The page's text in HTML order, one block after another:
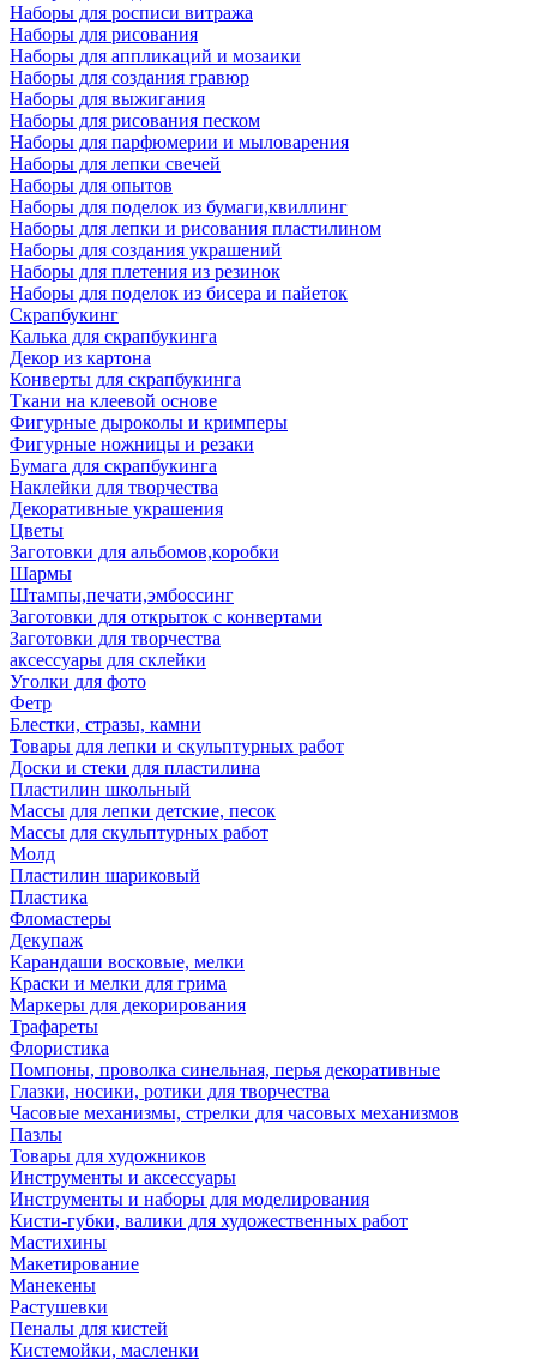
Наборы для росписи витража
Наборы для рисования
Наборы для аппликаций и мозаики
Наборы для создания гравюр
Наборы для выжигания
Наборы для рисования песком
Наборы для парфюмерии и мыловарения
Наборы для лепки свечей
Наборы для опытов
Наборы для поделок из бумаги,квиллинг
Наборы для лепки и рисования пластилином
Наборы для создания украшений
Наборы для плетения из резинок
Наборы для поделок из бисера и пайеток
Скрапбукинг
Калька для скрапбукинга
Декор из картона
Конверты для скрапбукинга
Ткани на клеевой основе
Фигурные дыроколы и кримперы
Фигурные ножницы и резаки
Бумага для скрапбукинга
Наклейки для творчества
Декоративные украшения
Цветы
Заготовки для альбомов,коробки
Шармы
Штампы,печати,эмбоссинг
Заготовки для открыток с конвертами
Заготовки для творчества
аксессуары для склейки
Уголки для фото
Фетр
Блестки, стразы, камни
Товары для лепки и скульптурных работ
Доски и стеки для пластилина
Пластилин школьный
Массы для лепки детские, песок
Массы для скульптурных работ
Молд
Пластилин шариковый
Пластика
Фломастеры
Декупаж
Карандаши восковые, мелки
Краски и мелки для грима
Маркеры для декорирования
Трафареты
Флористика
Помпоны, проволка синельная, перья декоративные
Глазки, носики, ротики для творчества
Часовые механизмы, стрелки для часовых механизмов
Пазлы
Товары для художников
Инструменты и аксессуары
Инструменты и наборы для моделирования
Кисти-губки, валики для художественных работ
Мастихины
Макетирование
Манекены
Растушевки
Пеналы для кистей
Кистемойки, масленки